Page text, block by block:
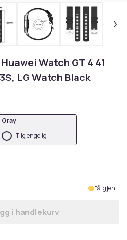
Watch GT 4 41
LG Watch Black
Gray
Tilgjengelig
Få igjen
Legg 18 mm silikonrem,
i handlekurv